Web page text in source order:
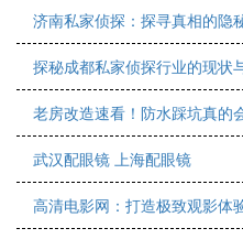
济南私家侦探：探寻真相的隐
探秘成都私家侦探行业的现状
老房改造速看！防水踩坑真的
武汉配眼镜 上海配眼镜
高清电影网：打造极致观影体